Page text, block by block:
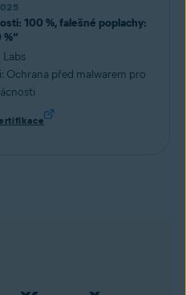
100 %, falešné poplachy:
%“
Labs
Ochrana před malwarem pro